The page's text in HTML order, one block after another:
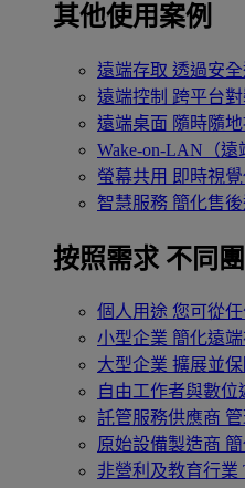
其他使用案例
遠端存取 透過安
遠端控制 跨平台
遠端桌面 隨時隨
Wake-on-LAN（遠
螢幕共用 即時視
智慧服務 簡化售
按照需求 不同
個人用途 您可從
小型企業 簡化遠
大型企業 擴展並
自由工作者與數位
託管服務供應商
原始設備製造商
非營利及教育行業